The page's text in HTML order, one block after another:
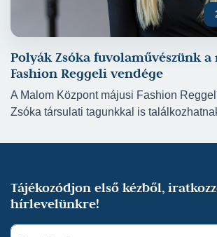
Polyák Zsóka fuvolaművészünk a
Fashion Reggeli vendége
A Malom Központ májusi Fashion
Zsóka társulati tagunkkal is
Tájékozódjon első kézből,
hírlevelünkre!